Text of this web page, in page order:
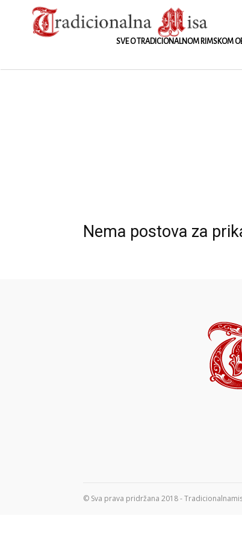
SVE O TRADICIONALNOM RIMSKOM
Nema postova za
© Sva prava pridržana 2018 -